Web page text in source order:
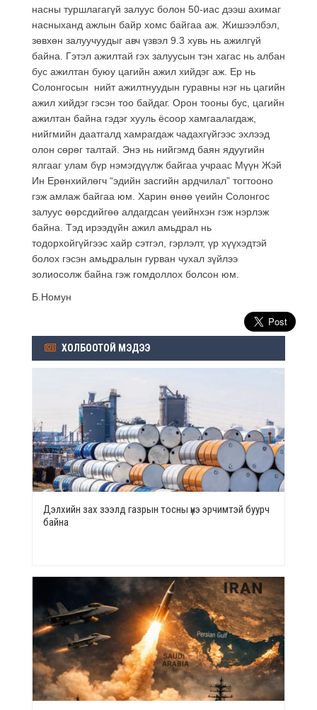
насны туршлагагүй залуус болон 50-иас дээш ахимаг
насныханд ажлын байр хомс байгаа аж. Жишээлбэл,
зөвхөн залуучуудыг авч үзвэл 9.3 хувь нь ажилгүй
байна. Гэтэл ажилтай гэх залуусын тэн хагас нь албан
бус ажилтан буюу цагийн ажил хийдэг аж. Ер нь
Солонгосын нийт ажилтнуудын гуравны нэг нь цагийн
ажил хийдэг гэсэн тоо байдаг. Орон тооны бус, цагийн
ажилтан байна гэдэг хууль ёсоор хамгаалагдаж,
нийгмийн даатгалд хамрагдаж чадахгүйгээс эхлээд
олон сөрөг талтай. Энэ нь нийгэмд баян ядуугийн
ялгааг улам бүр нэмэгдүүлж байгаа учраас Мүүн Жэй
Ин Ерөнхийлөгч “эдийн засгийн ардчилал” тогтооно
гэж амлаж байгаа юм. Харин өнөө үеийн Солонгос
залуус өөрсдийгөө алдагдсан үеийнхэн гэж нэрлэж
байна. Тэд ирээдүйн ажил амьдрал нь
тодорхойгүйгээс хайр сэтгэл, гэрлэлт, үр хүүхэдтэй
болох гэсэн амьдралын гурван чухал зүйлээ
золиосолж байна гэж гомдоллох болсон юм.
Б.Номун
ХОЛБООТОЙ МЭДЭЭ
Дэлхийн зах зээлд газрын тосны үнэ эрчимтэй буурч
байна